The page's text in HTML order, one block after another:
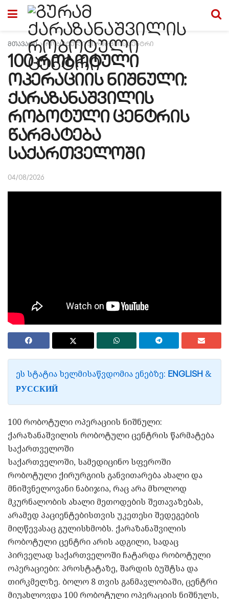
მთავარი რობოტული ქირურგიის ცენტრი
100 რობოტული
ოპერაციის ნიშნული:
ქარაზანაშვილის
რობოტული ცენტრის
წარმატება
საქართველოში
04/08/2026
ᲔᲡ ᲡᲢᲐᲢᲘᲐ ᲮᲔᲚᲛᲘᲡᲐᲬᲕᲓᲝᲛᲘᲐ ᲔᲜᲔᲑᲖᲔ: ENGLISH &
РУССКИЙ
100 რობოტული ოპერაციის ნიშნული:
ქარაზანაშვილის რობოტული ცენტრის წარმატება
საქართველოში
საქართველოში, სამედიცინო სფეროში
რობოტული ქირურგიის განვითარება ახალი და
მნიშვნელოვანი ნაბიჯია, რაც არა მხოლოდ
მკურნალობის ახალი მეთოდების შეთავაზებას,
არამედ პაციენტებისთვის უკეთესი შედეგების
მიღწევასაც გულისხმობს. ქარაზანაშვილის
რობოტული ცენტრი არის ადგილი, სადაც
პირველად საქართველოში ჩატარდა რობოტული
ოპერაციები: პროსტატაზე, შარდის ბუშტსა და
თირკმელზე. ბოლო 8 თვის განმავლობაში, ცენტრი
მიუახლოვდა 100 რობოტული ოპერაციის ნიშნულს,